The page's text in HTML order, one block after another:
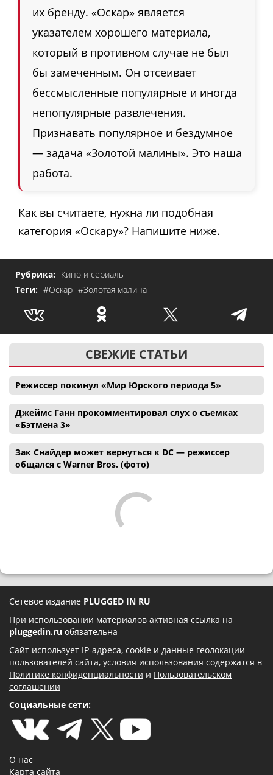
их бренду. «Оскар» является
указателем хорошего материала,
который в противном случае не был
бы замеченным. Он отсеивает
бессмысленные популярные и иногда
непопулярные развлечения.
Признавать популярное и бездумное
— задача «Золотой малины». Это наша
работа.
Как вы считаете, нужна ли подобная
категория «Оскару»? Напишите ниже.
Рубрика: Кино и сериалы
Теги: #Оскар #Золотая малина
СВЕЖИЕ СТАТЬИ
Режиссер покинул «Мир Юрского периода 5»
Джеймс Ганн прокомментировал слух о съемках
«Бэтмена 3»
Зак Снайдер может вернуться к DC — режиссер
общался с Warner Bros. (фото)
Сетевое издание PLUGGED IN RU
При использовании материалов активная ссылка на
pluggedin.ru обязательна
Сайт использует IP-адреса, cookie и данные геолокации
пользователей сайта, условия использования содержатся в
Политике конфиденциальности и Пользовательском
соглашении
Социальные сети:
О нас
Карта сайта